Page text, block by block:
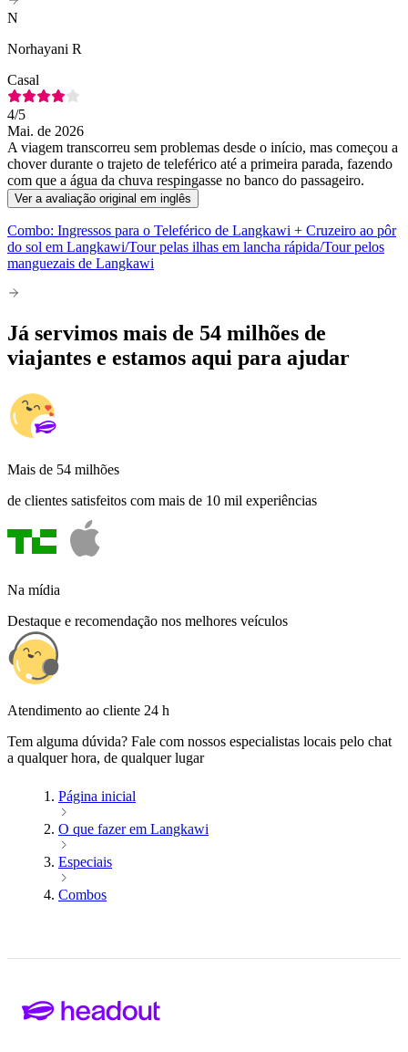
N
Norhayani R
Casal
4/5
Mai. de 2026
A viagem transcorreu sem problemas desde o início, mas começou a
chover durante o trajeto de teleférico até a primeira parada, fazendo
com que a água da chuva respingasse no banco do passageiro.
Ver a avaliação original em inglês
Combo: Ingressos para o Teleférico de Langkawi + Cruzeiro ao pôr
do sol em Langkawi/Tour pelas ilhas em lancha rápida/Tour pelos
manguezais de Langkawi
Já servimos mais de 54 milhões de
viajantes e estamos aqui para ajudar
Mais de 54 milhões
de clientes satisfeitos com mais de 10 mil experiências
Na mídia
Destaque e recomendação nos melhores veículos
Atendimento ao cliente 24 h
Tem alguma dúvida? Fale com nossos especialistas locais pelo chat
a qualquer hora, de qualquer lugar
Página inicial
O que fazer em Langkawi
Especiais
Combos